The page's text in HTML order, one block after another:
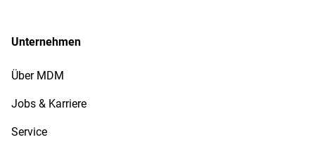
Unternehmen
Über MDM
Jobs & Karriere
Service